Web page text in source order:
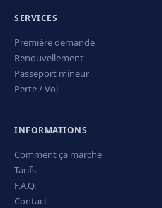
SERVICES
Première demande
Renouvellement
Passeport mineur
Perte / Vol
INFORMATIONS
Comment ça marche
Tarifs
F.A.Q.
Contact